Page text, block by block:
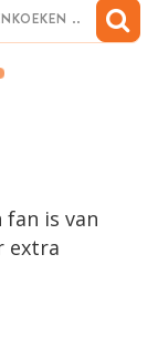
fan is van
extra